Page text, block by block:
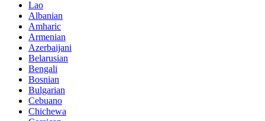
Lao
Albanian
Amharic
Armenian
Azerbaijani
Belarusian
Bengali
Bosnian
Bulgarian
Cebuano
Chichewa